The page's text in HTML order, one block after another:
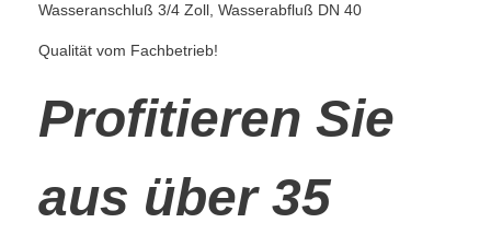
Wasseranschluß 3/4 Zoll, Wasserabfluß DN 40
Qualität vom Fachbetrieb!
Profitieren Sie
aus über 35